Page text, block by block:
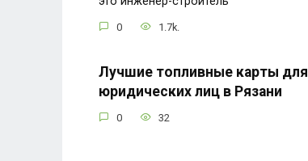
0 1.7k.
Лучшие топливные карты для
юридических лиц в Рязани
0 32